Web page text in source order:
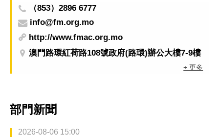
（853）2896 6777
info@fm.org.mo
http://www.fmac.org.mo
澳門路環紅荷路108號政府(路環)辦公大樓7-9樓
+ 更多
部門新聞
2026-08-06 15:00